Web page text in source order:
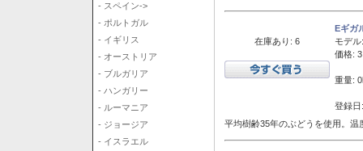
- スペイン->
- ポルトガル
- イギリス
- オーストリア
- ブルガリア
- ハンガリー
- ルーマニア
- ジョージア
- イスラエル
在庫あり: 6
Eギガ
モデル:
価格:
重量:
登録
平均樹齢35年のぶどうを使用。